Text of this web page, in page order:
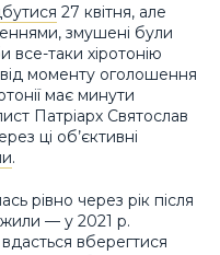
27 квітня, але
змушені були
таки хіротонію
моменту оголошення
має минути
Патріарх Святослав
ці об’єктивні
.
рівно через рік після
— у 2021 р.
вберегтися